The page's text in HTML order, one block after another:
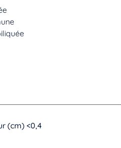
(cm) <0,4